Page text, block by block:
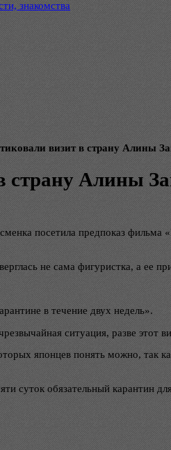
знакомства
визит в страну Алины
страну Алины
посетила предпоказ
не сама фигуристка, а ее
в течение двух недель».
ситуация, разве этот
японцев понять можно, так
суток обязательный карантин